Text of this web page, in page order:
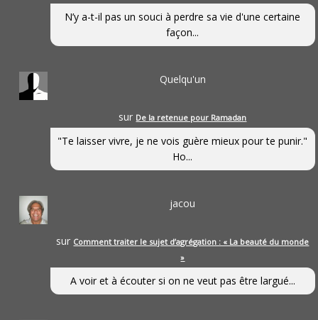
N’y a-t-il pas un souci à perdre sa vie d'une certaine
façon...
Quelqu'un
sur De la retenue pour Ramadan
"Te laisser vivre, je ne vois guère mieux pour te punir."
Ho...
jacou
sur Comment traiter le sujet d’agrégation : « La beauté du monde
»
A voir et à écouter si on ne veut pas être largué...